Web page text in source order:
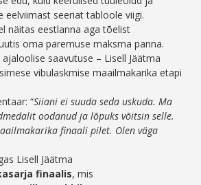
eelviimast seeriat tabloole viigi.
näitas eestlanna aga tõelist
oma paremuse maksma panna.
saavutuse – Lisell Jäätma
vibulaskmise maailmakarika etapi
“Siiani ei suuda seda uskuda. Ma
oodanud ja lõpuks võitsin selle.
finaali pilet. Olen väga
Lisell Jäätma
finaalis, mis